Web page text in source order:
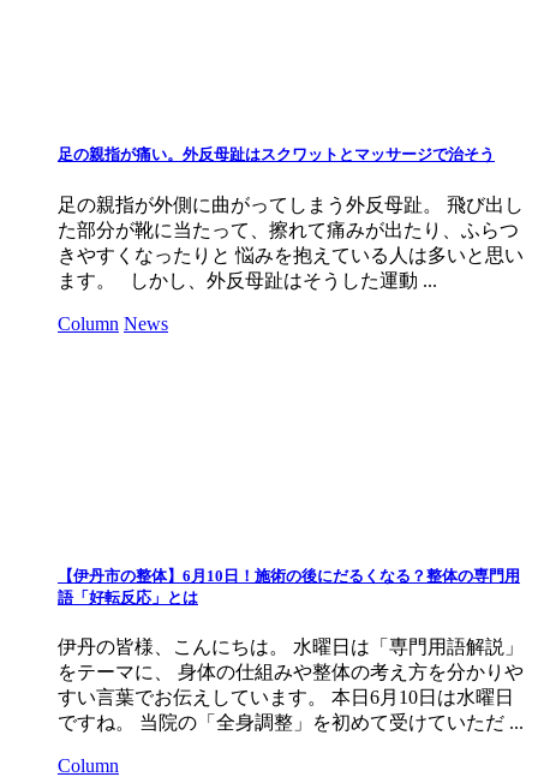
足の親指が痛い。外反母趾はスクワットとマッサージで治そう
足の親指が外側に曲がってしまう外反母趾。 飛び出し
た部分が靴に当たって、擦れて痛みが出たり、ふらつ
きやすくなったりと 悩みを抱えている人は多いと思い
ます。 しかし、外反母趾はそうした運動 ...
Column News
【伊丹市の整体】6月10日！施術の後にだるくなる？整体の専門用
語「好転反応」とは
伊丹の皆様、こんにちは。 水曜日は「専門用語解説」
をテーマに、 身体の仕組みや整体の考え方を分かりや
すい言葉でお伝えしています。 本日6月10日は水曜日
ですね。 当院の「全身調整」を初めて受けていただ ...
Column